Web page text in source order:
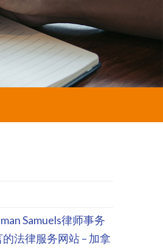
Samuels律师事务
法律服务网站 – 加拿